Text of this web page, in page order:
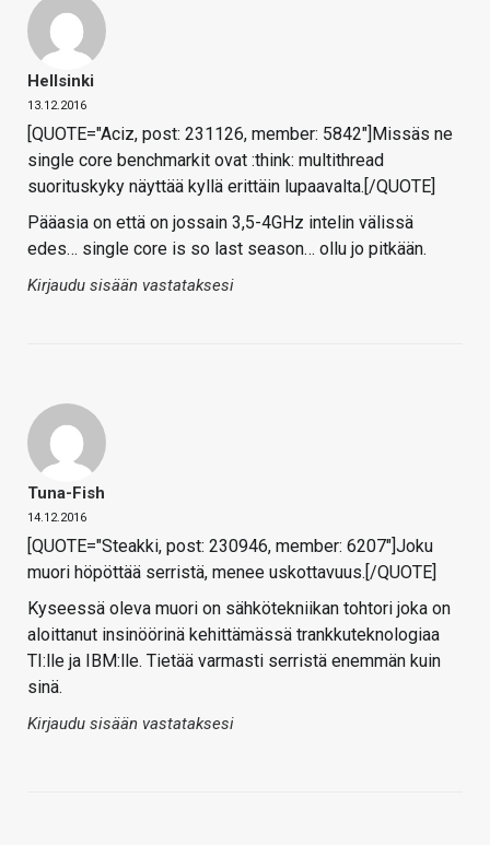
Hellsinki
13.12.2016
[QUOTE="Aciz, post: 231126, member: 5842"]Missäs ne
single core benchmarkit ovat :think: multithread
suorituskyky näyttää kyllä erittäin lupaavalta.[/QUOTE]
Pääasia on että on jossain 3,5-4GHz intelin välissä
edes… single core is so last season… ollu jo pitkään.
Kirjaudu sisään vastataksesi
Tuna-Fish
14.12.2016
[QUOTE="Steakki, post: 230946, member: 6207"]Joku
muori höpöttää serristä, menee uskottavuus.[/QUOTE]
Kyseessä oleva muori on sähkötekniikan tohtori joka on
aloittanut insinöörinä kehittämässä trankkuteknologiaa
TI:lle ja IBM:lle. Tietää varmasti serristä enemmän kuin
sinä.
Kirjaudu sisään vastataksesi